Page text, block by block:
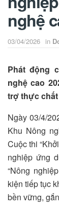
nghệ
03/04/2026 in
Phát động
nghệ cao
trợ thực
Ngày 03/4/
Khu Nông
Cuộc thi
nghiệp ứng
“Nông
kiện tiếp tục
bền vững,